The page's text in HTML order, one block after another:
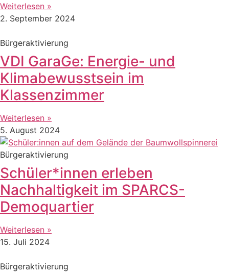
Weiterlesen »
2. September 2024
Bürgeraktivierung
VDI GaraGe: Energie- und
Klimabewusstsein im
Klassenzimmer
Weiterlesen »
5. August 2024
Bürgeraktivierung
Schüler*innen erleben
Nachhaltigkeit im SPARCS-
Demoquartier
Weiterlesen »
15. Juli 2024
Bürgeraktivierung